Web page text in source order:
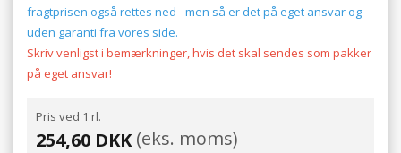
fragtprisen også rettes ned - men så er det på eget ansvar og
uden garanti fra vores side.
Skriv venligst i bemærkninger, hvis det skal sendes som pakker
på eget ansvar!
Pris ved 1 rl.
254,60 DKK(eks. moms)